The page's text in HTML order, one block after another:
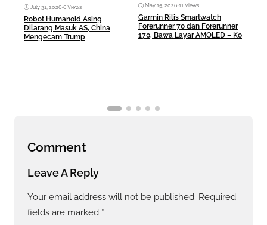
July 31, 2026•6 Views
Robot Humanoid Asing
Dilarang Masuk AS, China
Mengecam Trump
May 15, 2026•11 Views
Garmin Rilis Smartwatch
Forerunner 70 dan Forerunner
170, Bawa Layar AMOLED – Ko
Comment
Leave A Reply
Your email address will not be published. Required
fields are marked *